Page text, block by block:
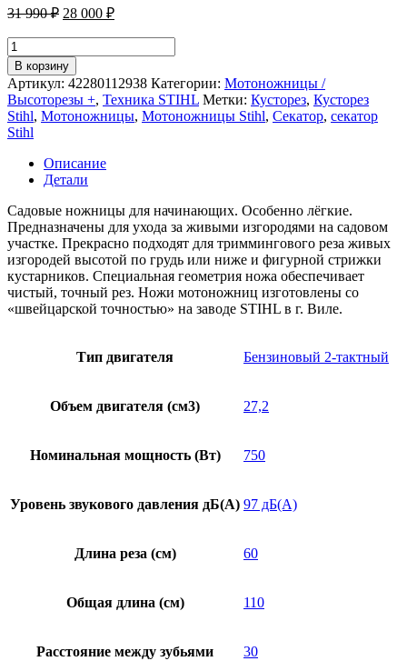
31 990₽ Первоначальная
составляла
31
990 ₽.
28 000 ₽Текущая
28
000 ₽.
Количество
товара
МОТОНОЖНИЦЫ
STIHL
HS
45
В корзину
Артикул: 42280112938 Категории: Мотоножницы /
Высоторезы +, Техника STIHL Метки: Кусторез, Кусторез
Stihl, Мотоножницы, Мотоножницы Stihl, Секатор, секатор
Stihl
Описание
Детали
Садовые ножницы для начинающих. Особенно лёгкие.
Предназначены для ухода за живыми изгородями на садовом
участке. Прекрасно подходят для триммингового реза живых
изгородей высотой по грудь или ниже и фигурной стрижки
кустарников. Специальная геометрия ножа обеспечивает
чистый, точный рез. Ножи мотоножниц изготовлены со
«швейцарской точностью» на заводе STIHL в г. Виле.
Тип двигателя Бензиновый 2-тактный
Объем двигателя (см3) 27,2
Номинальная мощность (Вт) 750
Уровень звукового давления дБ(А) 97 дБ(А)
Длина реза (см) 60
Общая длина (см) 110
Расстояние между зубьями 30